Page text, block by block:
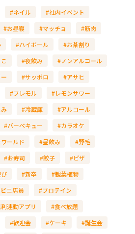
#ネイル
#社内イベント
#お昼寝 #マッチョ
#筋肉
#ハイボール
#お茶割り
#夜飲み
#ノンアルコール
#サッポロ
#アサヒ
#プレモル
#レモンサワー
#冷蔵庫
#アルコール
#バーベキュー
#カラオケ
ールド #昼飲み
#野毛
#お寿司 #餃子
#ピザ
#新卒
#観葉植物
ニ店員
#プロテイン
連動アプリ
#食べ放題
#歓迎会 #ケーキ
#誕生会